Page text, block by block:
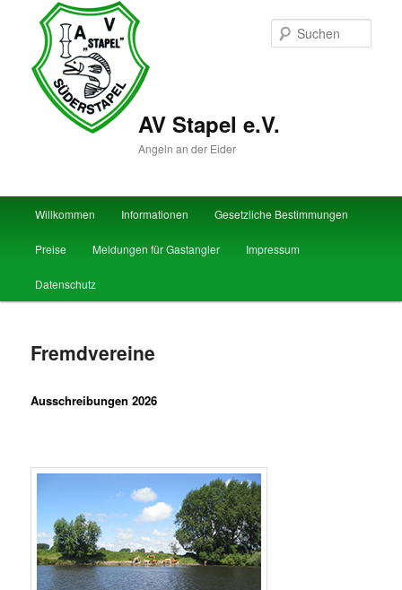
primären
springen
AV Stapel e.V.
Angeln an der Eider
Willkommen Informationen Gesetzliche Bestimmungen
Preise Meldungen für Gastangler Impressum
Datenschutz
Fremdvereine
Ausschreibungen 2026